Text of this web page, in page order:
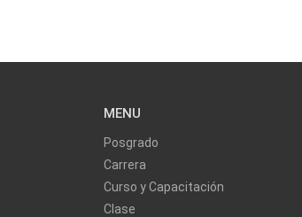
MENU
Posgrado
Carrera
Curso y Capacitación
Clase